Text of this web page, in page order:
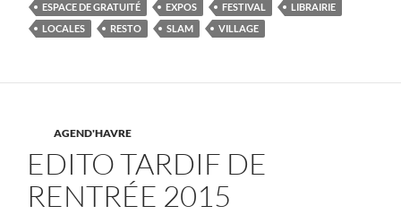
ESPACE DE GRATUITÉ
EXPOS FESTIVAL
LIBRAIRIE
LOCALES
RESTO SLAM VILLAGE
AGEND'HAVRE
EDITO TARDIF DE
RENTRÉE 2015